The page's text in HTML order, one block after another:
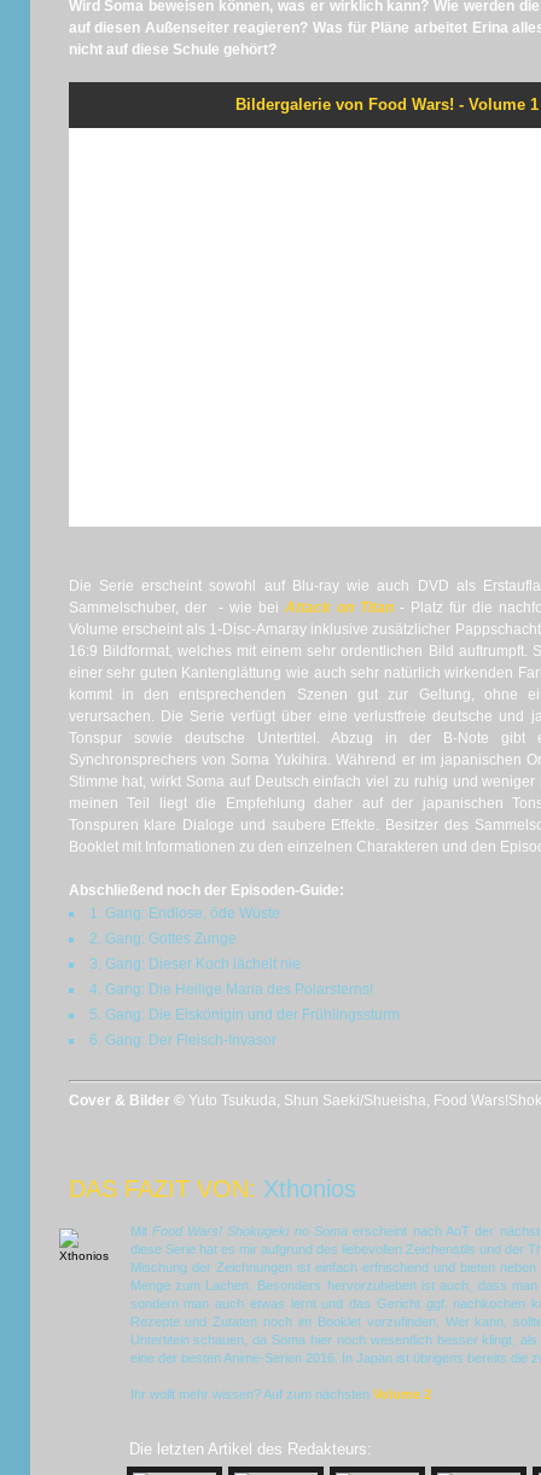
Wird Soma beweisen können, was er wirklich kann? Wie werden
auf diesen Außenseiter reagieren? Was für Pläne arbeitet Erina
nicht auf diese Schule gehört?
Bildergalerie von Food Wars! - Volume
Die Serie erscheint sowohl auf Blu-ray wie auch DVD als
Sammelschuber, der - wie bei Attack on Titan- Platz für die
Volume erscheint als 1-Disc-Amaray inklusive zusätzlicher
16:9 Bildformat, welches mit einem sehr ordentlichen Bild auftrumpft.
einer sehr guten Kantenglättung wie auch sehr natürlich wirkenden
kommt in den entsprechenden Szenen gut zur Geltung, ohne
verursachen. Die Serie verfügt über eine verlustfreie deutsche und
Tonspur sowie deutsche Untertitel. Abzug in der B-Note
Synchronsprechers von Soma Yukihira. Während er im japanischen
Stimme hat, wirkt Soma auf Deutsch einfach viel zu ruhig und
meinen Teil liegt die Empfehlung daher auf der japanischen
Tonspuren klare Dialoge und saubere Effekte. Besitzer des
Booklet mit Informationen zu den einzelnen Charakteren und den
Abschließend noch der Episoden-Guide:
1. Gang: Endlose, öde Wüste
2. Gang: Gottes Zunge
3. Gang: Dieser Koch lächelt nie
4. Gang: Die Heilige Maria des Polarsterns!
5. Gang: Die Eiskönigin und der Frühlingssturm
6. Gang: Der Fleisch-Invasor
Cover & Bilder © Yuto Tsukuda, Shun Saeki/Shueisha, Food
DAS FAZIT VON: Xthonios
Mit Food Wars! Shokugeki no Soma erscheint nach AoT der
diese Serie hat es mir aufgrund des liebevollen Zeichenstils und der
Mischung der Zeichnungen ist einfach erfrischend und bieten
Menge zum Lachen. Besonders hervorzuheben ist auch, dass
sondern man auch etwas lernt und das Gericht ggf. nachkochen
Rezepte und Zutaten noch im Booklet vorzufinden. Wer kann,
Untertiteln schauen, da Soma hier noch wesentlich besser klingt,
eine der besten Anime-Serien 2016. In Japan ist übrigens bereits die
Ihr wollt mehr wissen? Auf zum nächsten Volume 2
Die letzten Artikel des Redakteurs: